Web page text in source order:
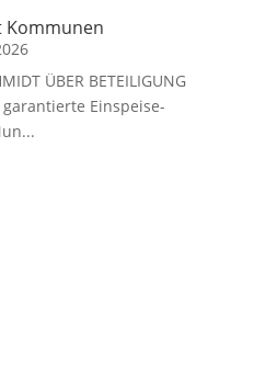
Kommunen
ÜBER BETEILIGUNG
Einspeise-